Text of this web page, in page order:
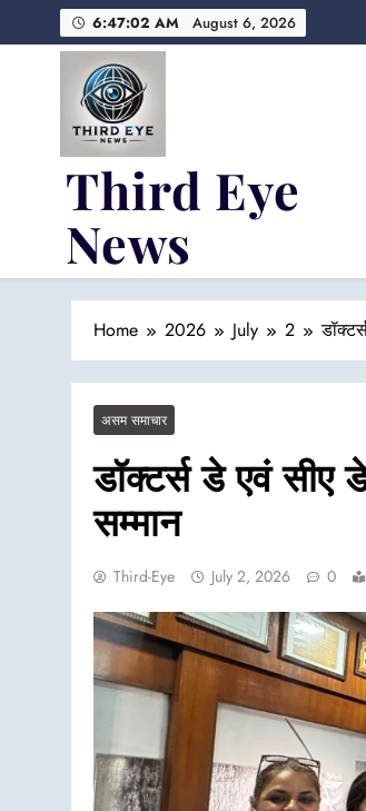
to
6:47:03 AM August 6, 2026
Third Eye
News
Home 2026 July 2
असम समाचार
डॉक्टर्स डे एवं सीए
सम्मान
Third-Eye July 2, 2026 0